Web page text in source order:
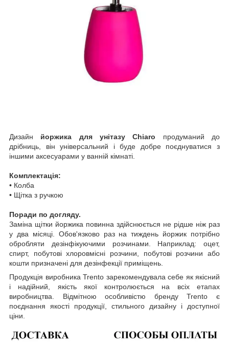
Дизайн йоржика для унітазу Chiaro продуманий до
дрібниць, він універсальний і буде добре поєднуватися з
іншими аксесуарами у ванній кімнаті.
Комплектація:
• Колба
• Щітка з ручкою
Поради по догляду.
Заміна щітки йоржика повинна здійснюється не рідше ніж раз
у два місяці. Обов'язково раз на тиждень йоржик потрібно
обробляти дезінфікуючими розчинами. Наприклад: оцет,
спирт, побутові хлоровмісні розчини, побутові розчини або
кошти призначені для дезінфекції приміщень.
Продукція виробника Trento зарекомендувала себе як якісний
і надійний, якість якої контролюється на всіх етапах
виробництва. Відмітною особливістю бренду Trento є
поєднання якості продукції, стильного дизайну і доступної
ціни.